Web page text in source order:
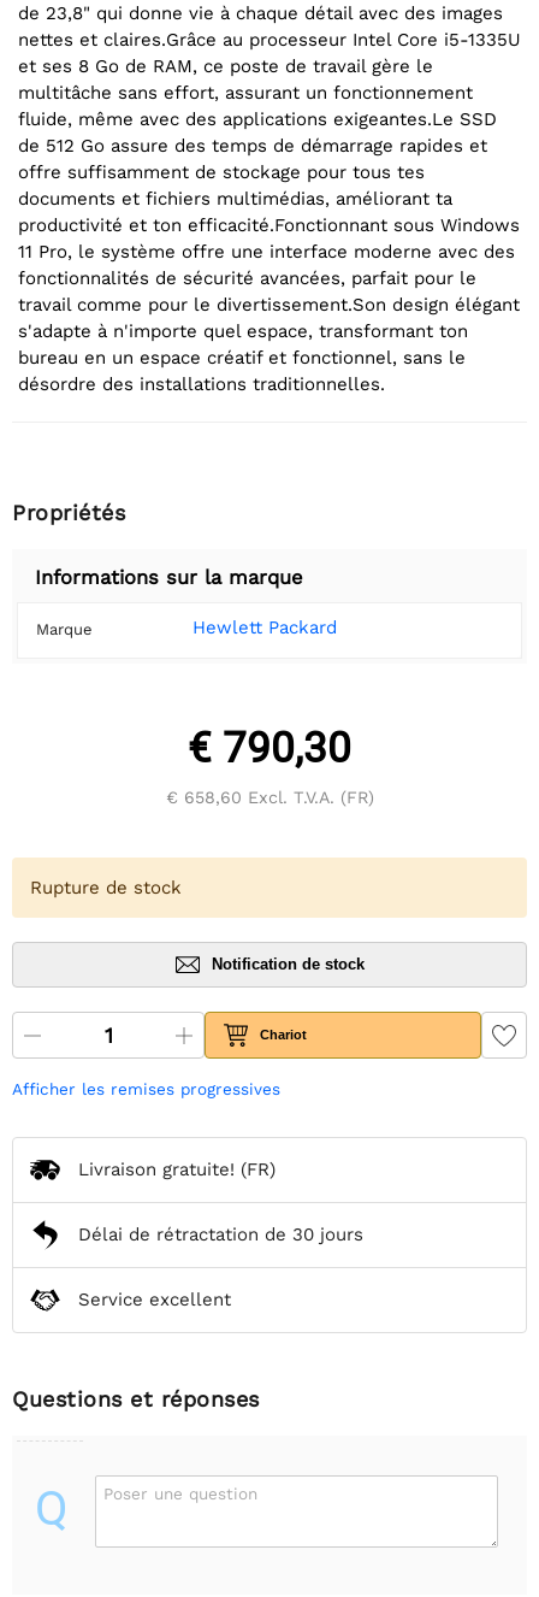
de 23,8" qui donne vie à chaque détail avec des images
nettes et claires.Grâce au processeur Intel Core i5-1335U
et ses 8 Go de RAM, ce poste de travail gère le
multitâche sans effort, assurant un fonctionnement
fluide, même avec des applications exigeantes.Le SSD
de 512 Go assure des temps de démarrage rapides et
offre suffisamment de stockage pour tous tes
documents et fichiers multimédias, améliorant ta
productivité et ton efficacité.Fonctionnant sous Windows
11 Pro, le système offre une interface moderne avec des
fonctionnalités de sécurité avancées, parfait pour le
travail comme pour le divertissement.Son design élégant
s'adapte à n'importe quel espace, transformant ton
bureau en un espace créatif et fonctionnel, sans le
désordre des installations traditionnelles.
Propriétés
Informations sur la marque
Marque Hewlett Packard
€ 790,30
€ 658,60 Excl. T.V.A. (FR)
Rupture de stock
Notification de stock
Chariot
Afficher les remises progressives
Livraison gratuite! (FR)
Délai de rétractation de 30 jours
Service excellent
Questions et réponses
Q Poser une question